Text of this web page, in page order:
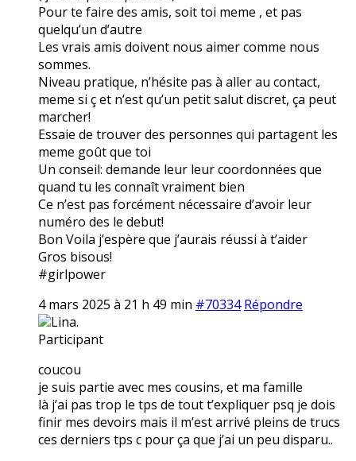
Pour te faire des amis, soit toi meme , et pas
quelqu’un d’autre
Les vrais amis doivent nous aimer comme nous
sommes.
Niveau pratique, n’hésite pas à aller au contact,
meme si ç et n’est qu’un petit salut discret, ça peut
marcher!
Essaie de trouver des personnes qui partagent les
meme goût que toi
Un conseil: demande leur leur coordonnées que
quand tu les connaît vraiment bien
Ce n’est pas forcément nécessaire d’avoir leur
numéro des le debut!
Bon Voila j’espère que j’aurais réussi à t’aider
Gros bisous!
#girlpower
4 mars 2025 à 21 h 49 min #70334 Répondre
Lina.
Participant
coucou
je suis partie avec mes cousins, et ma famille
là j’ai pas trop le tps de tout t’expliquer psq je dois
finir mes devoirs mais il m’est arrivé pleins de trucs
ces derniers tps c pour ça que j’ai un peu disparu..